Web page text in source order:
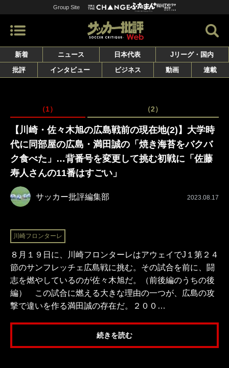
Group Site
新着 ニュース 日本代表
Jリーグ・国内
批評
インタビュー ビジネス 動画 連載
（1） （2）
【川崎・佐々木旭の広島戦前の現在地(2)】大学時
代に同部屋の広島・満田誠の「焼き海苔をバクバ
ク食べた」…背番号を変更して挑む初戦に「佐藤
寿人さんの11番はすごい」
サッカー批評編集部 2023.08.17
川崎フロンターレ
８月１９日に、川崎フロンターレはアウェイでJ１第２４
節のサンフレッチェ広島戦に挑む。その試合を前に、闘
志を燃やしているのが佐々木旭だ。（前後編のうちの後
編） この試合に燃える大きな理由の一つが、広島の攻
撃で違いを作る満田誠の存在だ。２００…
続きを読む